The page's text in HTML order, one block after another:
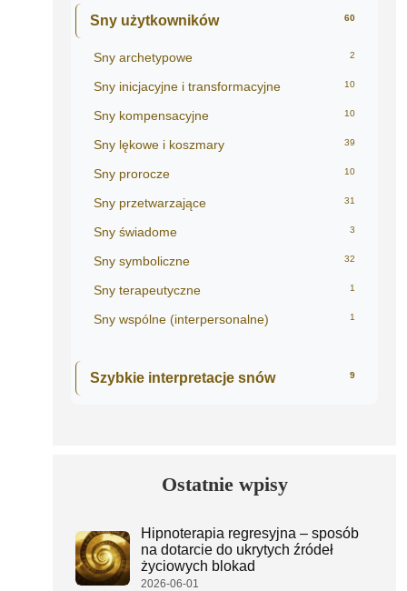
Sny użytkowników 60
Sny archetypowe 2
Sny inicjacyjne i transformacyjne 10
Sny kompensacyjne 10
Sny lękowe i koszmary 39
Sny prorocze 10
Sny przetwarzające 31
Sny świadome 3
Sny symboliczne 32
Sny terapeutyczne 1
Sny wspólne (interpersonalne) 1
Szybkie interpretacje snów 9
Ostatnie wpisy
Hipnoterapia regresyjna – sposób
na dotarcie do ukrytych źródeł
życiowych blokad
2026-06-01